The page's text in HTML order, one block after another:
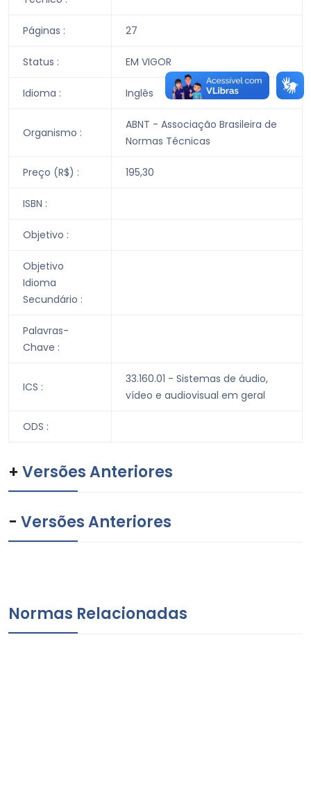
Páginas : 27
Status : EM VIGOR
Idioma : Inglês
Organismo :
ABNT - Associação Brasileira de
Normas Técnicas
Preço (R$) : 195,30
ISBN :
Objetivo :
Objetivo
Idioma
Secundário :
Palavras-
Chave :
ICS :
33.160.01 - Sistemas de áudio,
vídeo e audiovisual em geral
ODS :
+ Versões Anteriores
- Versões Anteriores
Normas Relacionadas